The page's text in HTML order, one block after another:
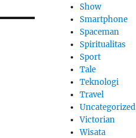
Show
Smartphone
Spaceman
Spiritualitas
Sport
Tale
Teknologi
Travel
Uncategorized
Victorian
Wisata